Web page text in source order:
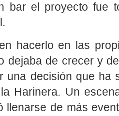
bar el proyecto fue
hacerlo en las
dejaba de crecer y
una decisión que ha
Harinera. Un
llenarse de más